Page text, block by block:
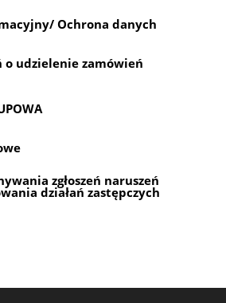
Ochrona danych
o udzielenie zamówień
zgłoszeń naruszeń
działań zastępczych